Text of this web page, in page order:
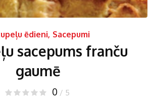
ēdieni, Sacepumi
sacepums franču
gaumē
0 / 5